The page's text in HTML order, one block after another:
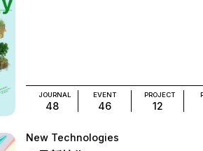
JOURNAL
48
EVENT
46
PROJECT
12
New Technologies